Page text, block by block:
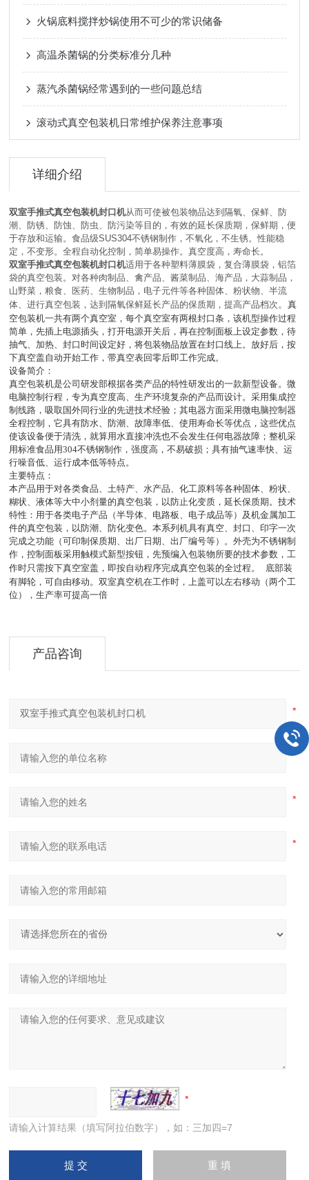
火锅底料搅拌炒锅使用不可少的常识储备
高温杀菌锅的分类标准分几种
蒸汽杀菌锅经常遇到的一些问题总结
滚动式真空包装机日常维护保养注意事项
详细介绍
双室手推式真空包装机封口机从而可使被包装物品达到隔氧、保鲜、防
潮、防锈、防蚀、防虫、防污染等目的，有效的延长保质期，保鲜期，便
于存放和运输。食品级SUS304不锈钢制作，不氧化，不生锈。性能稳
定，不变形。全程自动化控制，简单易操作。真空度高，寿命长。
双室手推式真空包装机封口机适用于各种塑料薄膜袋，复合薄膜袋，铝箔
袋的真空包装。对各种肉制品、禽产品、酱菜制品、海产品，大蒜制品，
山野菜，粮食、医药、生物制品，电子元件等各种固体、粉状物、半流
体、进行真空包装，达到隔氧保鲜延长产品的保质期，提高产品档次 。真
空包装机一共有两个真空室，每个真空室有两根封口条，该机型操作过程
简单，先插上电源插头，打开电源开关后，再在控制面板上设定参数，待
抽气、加热、封口时间设定好，将包装物品放置在封口线上。放好后，按
下真空盖自动开始工作，带真空表回零后即工作完成。
设备简介：
真空包装机是公司研发部根据各类产品的特性研发出的一款新型设备。微
电脑控制行程，专为真空度高、生产环境复杂的产品而设计。采用集成控
制线路，吸取国外同行业的先进技术经验；其电器方面采用微电脑控制器
全程控制，它具有防水、防潮、故障率低、使用寿命长等优点，这些优点
使该设备便于清洗，就算用水直接冲洗也不会发生任何电器故障；整机采
用标准食品用304不锈钢制作，强度高，不易破损；具有抽气速率快、运
行噪音低、运行成本低等特点。
主要特点：
本产品用于对各类食品、土特产、水产品、化工原料等各种固体、粉状、
糊状、液体等大中小剂量的真空包装，以防止化变质，延长保质期。技术
特性：用于各类电子产品（半导体、电路板、电子成品等）及机金属加工
件的真空包装，以防潮、防化变色。本系列机具有真空、封口、印字一次
完成之功能（可印制保质期、出厂日期、出厂编号等）。外壳为不锈钢制
作，控制面板采用触模式新型按钮，先预编入包装物所要的技术参数，工
作时只需按下真空室盖，即按自动程序完成真空包装的全过程。
底部装
有脚轮，可自由移动。双室真空机在工作时，上盖可以左右移动（两个工
位），生产率可提高一倍
产品咨询
请输入计算结果（填写阿拉伯数字），如：三加四=7